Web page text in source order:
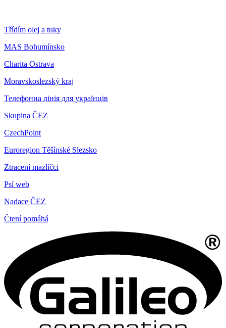
Třídím olej a tuky
MAS Bohumínsko
Charita Ostrava
Moravskoslezský kraj
Телефонна лінія для українців
Skupina ČEZ
CzechPoint
Euroregion Těšínské Slezsko
Ztracení mazlíčci
Psí web
Nadace ČEZ
Čtení pomáhá